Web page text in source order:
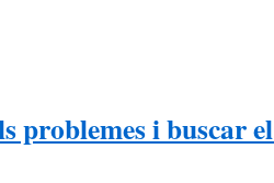
problemes i buscar